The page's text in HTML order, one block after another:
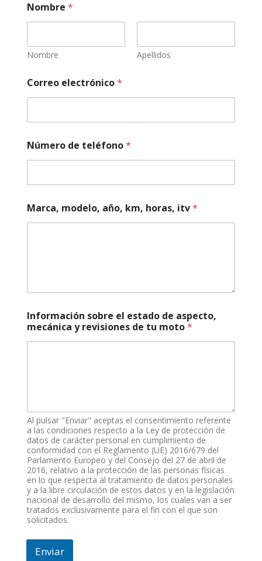
k
m
e
l
Nombre *
Nombre Apellidos
Correo electrónico*
Número de teléfono*
Marca, modelo, año, km, horas, itv*
Información sobre el estado de aspecto,
mecánica y revisiones de tu moto*
Al pulsar "Enviar" aceptas el consentimiento referente
a las condiciones respecto a la Ley de protección de
datos de carácter personal en cumplimiento de
conformidad con el Reglamento (UE) 2016/679 del
Parlamento Europeo y del Consejo del 27 de abril de
2016, relativo a la protección de las personas físicas
en lo que respecta al tratamiento de datos personales
y a la libre circulación de estos datos y en la legislación
nacional de desarrollo del mismo, los cuales van a ser
tratados exclusivamente para el fin con el que son
solicitados.
Enviar